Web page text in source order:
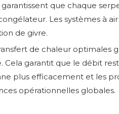
que chaque
Les systèmes à
de givre.
de chaleur optimales
garantit que le débit
plus efficacement et les
opérationnelles globales.